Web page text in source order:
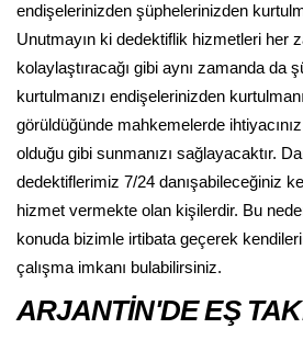
endişelerinizden şüphelerinizden
Unutmayın ki dedektiflik hizmetleri her
kolaylaştıracağı gibi aynı zamanda da
kurtulmanızı endişelerinizden
görüldüğünde mahkemelerde
olduğu gibi sunmanızı sağlayacaktır.
dedektiflerimiz 7/24 danışabileceğiniz
hizmet vermekte olan kişilerdir. Bu
konuda bizimle irtibata geçerek
çalışma imkanı bulabilirsiniz.
ARJANTİN'DE EŞ